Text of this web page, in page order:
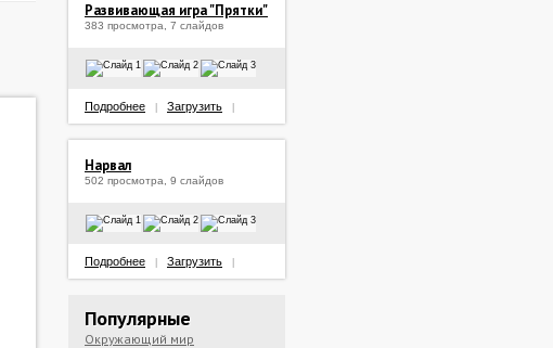
Развивающая игра "Прятки"
383 просмотра, 7 слайдов
Подробнее Загрузить
Нарвал
502 просмотра, 9 слайдов
Подробнее Загрузить
Популярные
Окружающий мир